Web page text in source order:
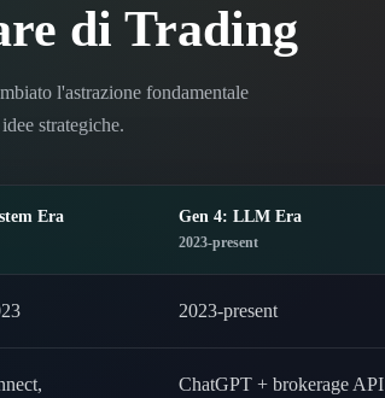
di Trading
l'astrazione fondamentale
strategiche.
Era Gen 4: LLM Era
2023-present
2023-present
ChatGPT + brokerage API